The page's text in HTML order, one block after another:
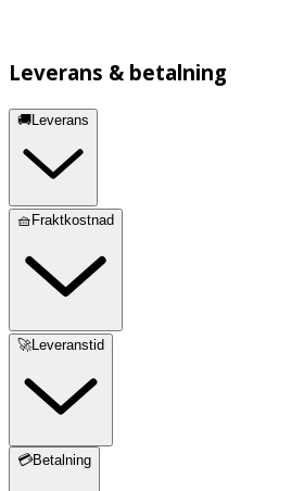
Leverans & betalning
🚚Leverans
🧺Fraktkostnad
🚀Leveranstid
💳Betalning